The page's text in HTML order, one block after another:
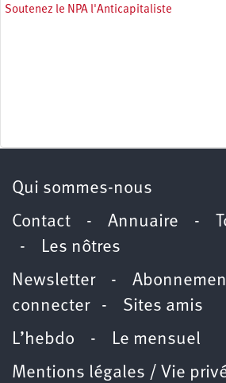
Soutenez le NPA l'Anticapitaliste
Qui sommes-nous
Contact - Annuaire -
- Les nôtres
Newsletter-
connecter- Sites amis
L’hebdo - Le mensuel
Mentions légales / Vie